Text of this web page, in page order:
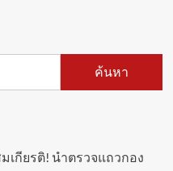
ค้นหา
กียรติ! นำตรวจแถวกอง